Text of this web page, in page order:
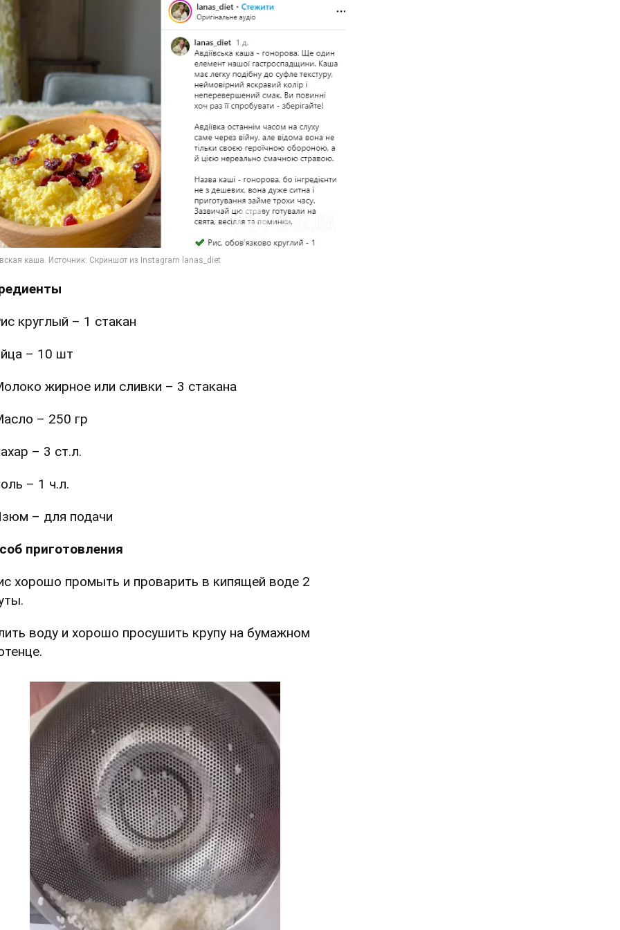
круглый – 1 стакан
– 10 шт
жирное или сливки – 3 стакана
– 250 гр
– 3 ст.л.
– 1 ч.л.
– для подачи
приготовления
хорошо промыть и проварить в кипящей воде 2
воду и хорошо просушить крупу на бумажном